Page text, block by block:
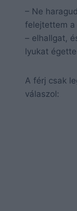
– Ne
felejtettem
– elhallgat,
lyukat
A férj csak
válaszol: